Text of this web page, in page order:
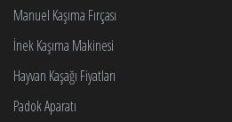
Manuel Kaşıma Fırçası
İnek Kaşıma Makinesi
Hayvan Kaşağı Fiyatları
Padok Aparatı